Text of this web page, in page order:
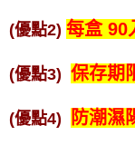
(優點2) 每盒 90
(優點3) 保存期
(優點4) 防潮濕